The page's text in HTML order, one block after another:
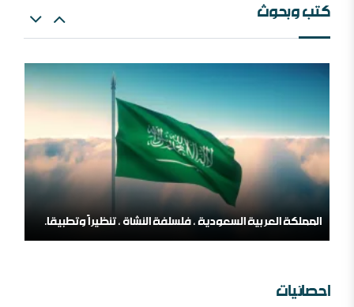
كتب وبحوث
البعث الاعتزالي وإسقاط العقل
المملكة العربية السعودية ، فلسلفة النشأة ، تنظيراً وتطبيقا.
احصائيات